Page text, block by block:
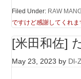
Filed Under: RAW
ですけど感謝してくれま
[米田和佐]
May 23, 2023 by Dl-